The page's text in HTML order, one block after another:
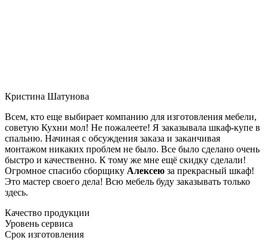
Кристина Шатунова
Всем, кто еще выбирает компанию для изготовления мебели,
советую Кухни мол! Не пожалеете! Я заказывала шкаф-купе в
спальню. Начиная с обсуждения заказа и заканчивая
монтажом никаких проблем не было. Все было сделано очень
быстро и качественно. К тому же мне ещё скидку сделали!
Огромное спасибо сборщику Алексею за прекрасный шкаф!
Это мастер своего дела! Всю мебель буду заказывать только
здесь.
Качество продукции
Уровень сервиса
Срок изготовления